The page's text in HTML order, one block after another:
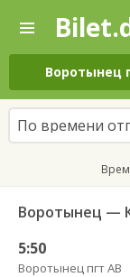
—
Поиск
и
покупка
билетов
на
автобус
онлайн
Воротынец
По времени
5:50
Воротынец пгт АВ